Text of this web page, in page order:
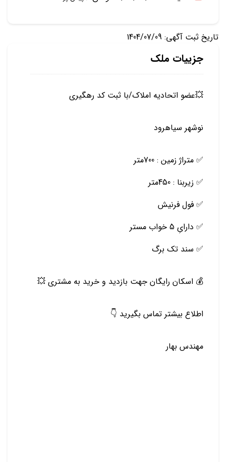
تاریخ ثبت آگهی: 1404/07/09
جزییات ملک
💥عضو اتحادیه املاک/با ثبت کد رهگیری
نوشهر سیاهرود
✅ متراژ زمین : 700متر
✅ زیربنا : 450متر
✅ فول فرنیش
✅ دارایِ 5 خواب مستر
✅ سند تک برگ
💰 اسکان رایگان جهت بازدید و خرید به مشتری 💥
اطلاع بیشتر تماس بگیرید 👇
مهندس بهار